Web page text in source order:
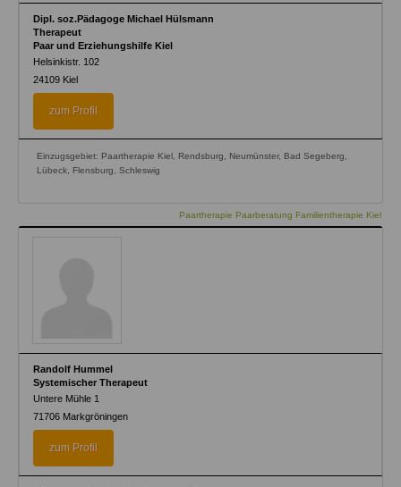
Dipl. soz.Pädagoge Michael Hülsmann
Therapeut
Paar und Erziehungshilfe Kiel
Helsinkistr. 102
24109 Kiel
zum Profil
Einzugsgebiet: Paartherapie Kiel, Rendsburg, Neumünster, Bad Segeberg,
Lübeck, Flensburg, Schleswig
Paartherapie Paarberatung Familientherapie Kiel
Randolf Hummel
Systemischer Therapeut
Untere Mühle 1
71706 Markgröningen
zum Profil